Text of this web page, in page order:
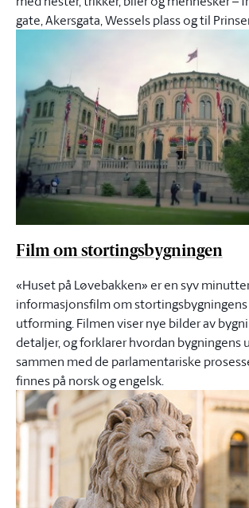
gate, Akersgata, Wessels plass og til
Film om stortingsbygningen
«Huset på Løvebakken» er en syv
informasjonsfilm om
utforming. Filmen viser nye bilder av
detaljer, og forklarer hvordan bygningens
sammen med de parlamentariske
finnes på norsk og engelsk.